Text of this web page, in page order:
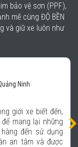
bảo vệ sơn (PPF),
mẽ cùng ĐỘ BỀN
và giữ xe luôn như
Đông - Hà Nội
vệ bên ngoài, tự
cấp mới. Lớp phủ
xe một cách tối đa,
vết xước của phim.